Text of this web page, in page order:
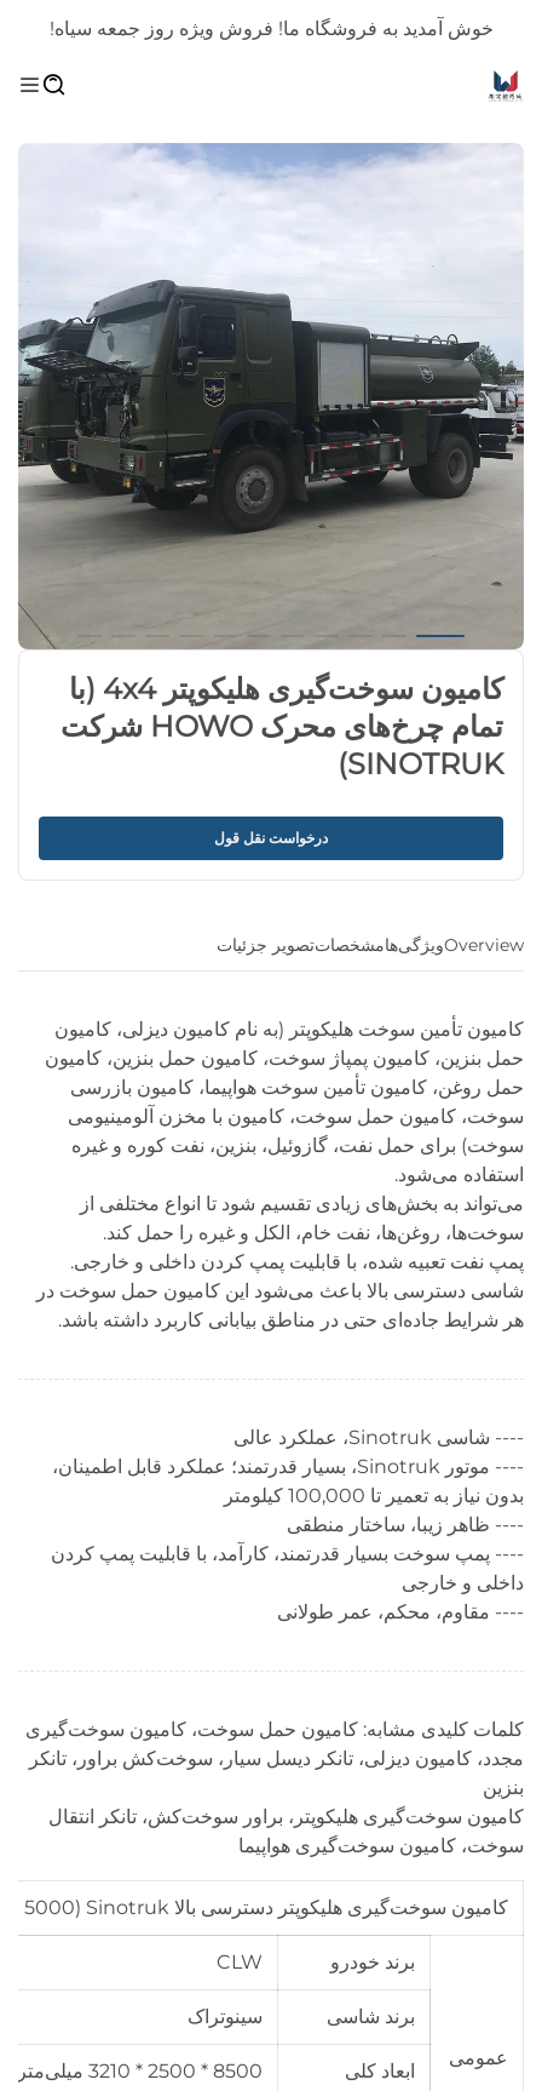
خوش آمدید به فروشگاه ما! فروش ویژه روز جمعه سیاه!
کامیون سوخت‌گیری هلیکوپتر 4x4 (با
تمام چرخ‌های محرک HOWO شرکت
SINOTRUK)
درخواست نقل قول
Overviewویژگی‌هامشخصاتتصویر جزئیات
کامیون تأمین سوخت هلیکوپتر (به نام کامیون دیزلی، کامیون
حمل بنزین، کامیون پمپاژ سوخت، کامیون حمل بنزین، کامیون
حمل روغن، کامیون تأمین سوخت هواپیما، کامیون بازرسی
سوخت، کامیون حمل سوخت، کامیون با مخزن آلومینیومی
سوخت) برای حمل نفت، گازوئیل، بنزین، نفت کوره و غیره
استفاده می‌شود.
می‌تواند به بخش‌های زیادی تقسیم شود تا انواع مختلفی از
سوخت‌ها، روغن‌ها، نفت خام، الکل و غیره را حمل کند.
پمپ نفت تعبیه شده، با قابلیت پمپ کردن داخلی و خارجی.
شاسی دسترسی بالا باعث می‌شود این کامیون حمل سوخت در
هر شرایط جاده‌ای حتی در مناطق بیابانی کاربرد داشته باشد.
---- شاسی Sinotruk، عملکرد عالی
---- موتور Sinotruk، بسیار قدرتمند؛ عملکرد قابل اطمینان،
بدون نیاز به تعمیر تا 100,000 کیلومتر
---- ظاهر زیبا، ساختار منطقی
---- پمپ سوخت بسیار قدرتمند، کارآمد، با قابلیت پمپ کردن
داخلی و خارجی
---- مقاوم، محکم، عمر طولانی
کلمات کلیدی مشابه: کامیون حمل سوخت، کامیون سوخت‌گیری
مجدد، کامیون دیزلی، تانکر دیسل سیار، سوخت‌کش براور، تانکر
بنزین
کامیون سوخت‌گیری هلیکوپتر، براور سوخت‌کش، تانکر انتقال
سوخت، کامیون سوخت‌گیری هواپیما
کامیون سوخت‌گیری هلیکوپتر دسترسی بالا Sinotruk (5000 لیتری)
عمومی
برند خودرو CLW
برند شاسی سینوتراک
ابعاد کلی 8500 * 2500 * 3210 میلی‌متر